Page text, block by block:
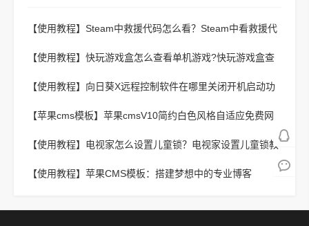
【使用教程】 Steam中救援代码怎么看？Steam中看救援代
【使用教程】 快玩游戏盒怎么查看单机游戏?快玩游戏盒查
【使用教程】 向日葵X远程控制软件在哪里关闭开机启动功
【苹果cms模板】 苹果cmsV10简约白色风格自适应免费网
【使用教程】 电视家怎么设置儿童锁？电视家设置儿童锁教
【使用教程】 苹果CMS模板：搭建梦想中的专业博客